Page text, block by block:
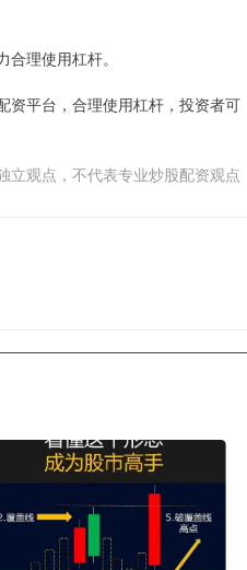
理使用杠杆。
资平台，合理使用杠杆，投资者可
立观点，不代表专业炒股配资观点